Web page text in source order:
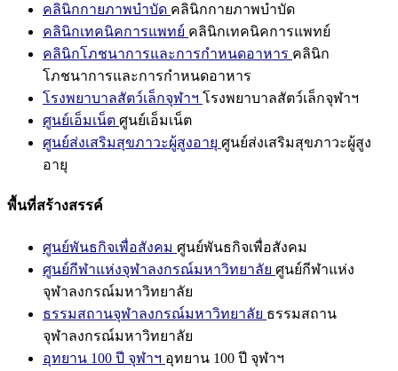
คลินิกกายภาพบำบัด คลินิกกายภาพบำบัด
คลินิกเทคนิคการแพทย์ คลินิกเทคนิคการแพทย์
คลินิกโภชนาการและการกำหนดอาหาร คลินิก
โภชนาการและการกำหนดอาหาร
โรงพยาบาลสัตว์เล็กจุฬาฯ โรงพยาบาลสัตว์เล็กจุฬาฯ
ศูนย์เอ็มเน็ต ศูนย์เอ็มเน็ต
ศูนย์ส่งเสริมสุขภาวะผู้สูงอายุ ศูนย์ส่งเสริมสุขภาวะผู้สูง
อายุ
พื้นที่สร้างสรรค์
ศูนย์พันธกิจเพื่อสังคม ศูนย์พันธกิจเพื่อสังคม
ศูนย์กีฬาแห่งจุฬาลงกรณ์มหาวิทยาลัย ศูนย์กีฬาแห่ง
จุฬาลงกรณ์มหาวิทยาลัย
ธรรมสถานจุฬาลงกรณ์มหาวิทยาลัย ธรรมสถาน
จุฬาลงกรณ์มหาวิทยาลัย
อุทยาน 100 ปี จุฬาฯ อุทยาน 100 ปี จุฬาฯ